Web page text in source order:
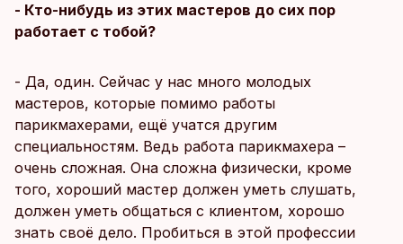
- Кто-нибудь из этих мастеров до сих пор
работает с тобой?
- Да, один. Сейчас у нас много молодых
мастеров, которые помимо работы
парикмахерами, ещё учатся другим
специальностям. Ведь работа парикмахера –
очень сложная. Она сложна физически, кроме
того, хороший мастер должен уметь слушать,
должен уметь общаться с клиентом, хорошо
знать своё дело. Пробиться в этой профессии